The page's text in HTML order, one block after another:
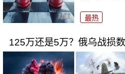
最热
125万还是5万？俄乌战损